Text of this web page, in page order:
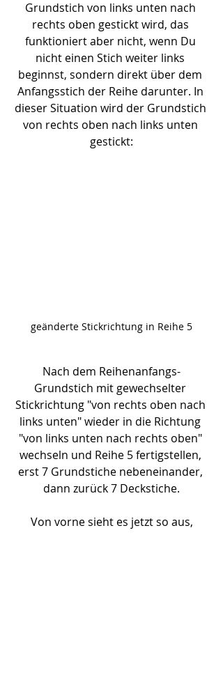
Grundstich von links unten nach
rechts oben gestickt wird, das
funktioniert aber nicht, wenn Du
nicht einen Stich weiter links
beginnst, sondern direkt über dem
Anfangsstich der Reihe darunter. In
dieser Situation wird der Grundstich
von rechts oben nach links unten
gestickt:
geänderte Stickrichtung in Reihe 5
Nach dem Reihenanfangs-
Grundstich mit gewechselter
Stickrichtung "von rechts oben nach
links unten" wieder in die Richtung
"von links unten nach rechts oben"
wechseln und Reihe 5 fertigstellen,
erst 7 Grundstiche nebeneinander,
dann zurück 7 Deckstiche.
Von vorne sieht es jetzt so aus,